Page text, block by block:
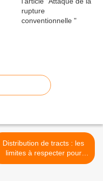
Distribution de tracts : les
limites à respecter pour
éviter la sanction >